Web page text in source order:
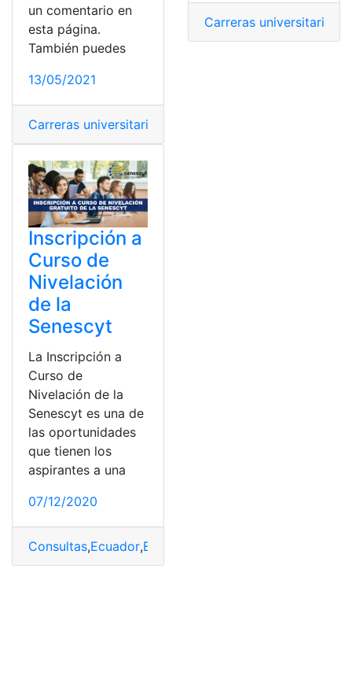
un comentario en
esta página.
También puedes
13/05/2021
Carreras universitarias
Carreras universitarias
Inscripción a
Curso de
Nivelación
de la
Senescyt
La Inscripción a
Curso de
Nivelación de la
Senescyt es una de
las oportunidades
que tienen los
aspirantes a una
07/12/2020
Consultas,Ecuador,Educación